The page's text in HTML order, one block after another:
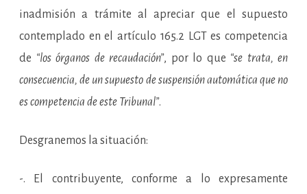
inadmisión a trámite al apreciar que el supuesto
contemplado en el artículo 165.2 LGT es competencia
de “los órganos de recaudación”, por lo que “se trata, en
consecuencia, de un supuesto de suspensión automática que no
es competencia de este Tribunal”.
Desgranemos la situación:
-. El contribuyente, conforme a lo expresamente